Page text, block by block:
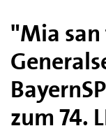
"Mia
zum 74.